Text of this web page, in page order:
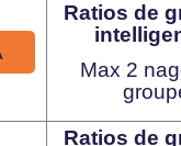
Ratios de
Max 2
Ratios de